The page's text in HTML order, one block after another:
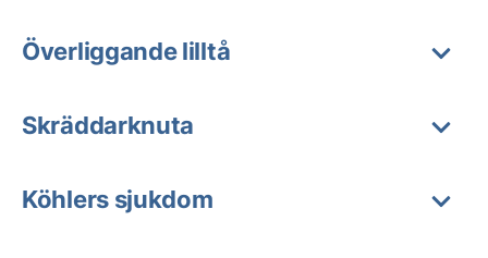
Överliggande lilltå
Skräddarknuta
Köhlers sjukdom